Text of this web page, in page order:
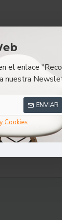
el enlace
nuestra
ENVIAR
Cookies